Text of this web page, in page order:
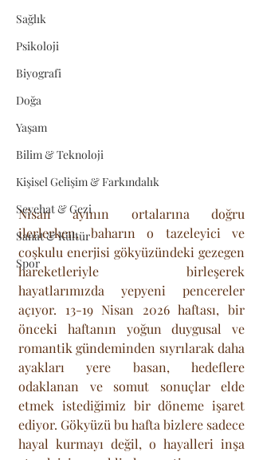
Sağlık
Psikoloji
Biyografi
Doğa
Yaşam
Bilim & Teknoloji
Kişisel Gelişim & Farkındalık
Seyehat & Gezi
Sanat & Kültür
Spor
Nisan ayının ortalarına doğru
ilerlerken, baharın o tazeleyici ve
coşkulu enerjisi gökyüzündeki gezegen
hareketleriyle birleşerek
hayatlarımızda yepyeni pencereler
açıyor. 13-19 Nisan 2026 haftası, bir
önceki haftanın yoğun duygusal ve
romantik gündeminden sıyrılarak daha
ayakları yere basan, hedeflere
odaklanan ve somut sonuçlar elde
etmek istediğimiz bir döneme işaret
ediyor. Gökyüzü bu hafta bizlere sadece
hayal kurmayı değil, o hayalleri inşa